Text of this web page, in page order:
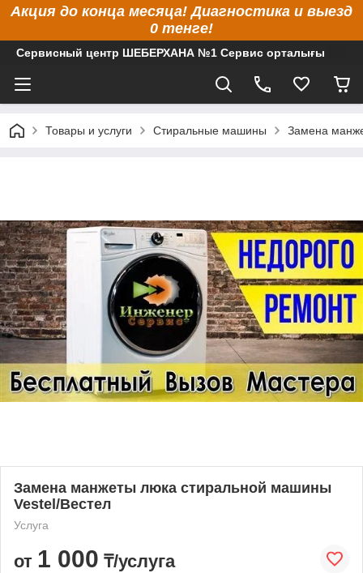
Акция до конца месяца! Диагностика и выезд
0 тенге!
Сервисный центр ШЕБЕРХАНА №1 Сервис орталығы
Товары и услуги Стиральные машины Замена
Замена манжеты люка стиральной машины
Vestel/Вестел
Услуга
от 1 000 ₸/услуга